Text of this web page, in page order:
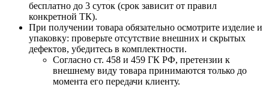
бесплатно до 3 суток (срок зависит от правил
конкретной ТК).
При получении товара обязательно осмотрите изделие и
упаковку: проверьте отсутствие внешних и скрытых
дефектов, убедитесь в комплектности.
Согласно ст. 458 и 459 ГК РФ, претензии к
внешнему виду товара принимаются только до
момента его передачи клиенту.